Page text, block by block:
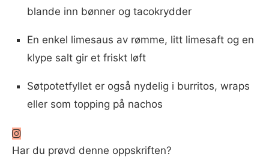
blande inn bønner og tacokrydder
En enkel limesaus av rømme, litt limesaft og en
klype salt gir et friskt løft
Søtpotetfyllet er også nydelig i burritos, wraps
eller som topping på nachos
Har du prøvd denne oppskriften?